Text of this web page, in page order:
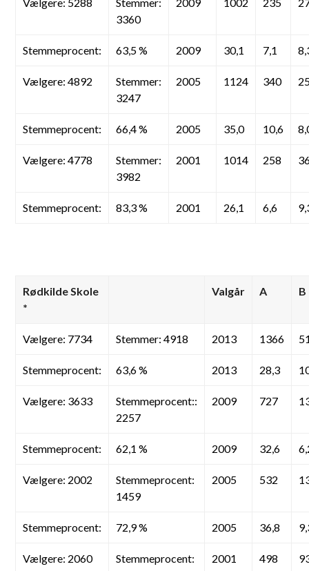
3360
Stemmeprocent: 63,5 % 2009 30,1 7,1
Vælgere: 4892
Stemmer:
3247
2005 1124 340
Stemmeprocent: 66,4 % 2005 35,0 10,6
Vælgere: 4778
Stemmer:
3982
2001 1014 258
Stemmeprocent: 83,3 % 2001 26,1 6,6
Rødkilde Skole
*
Valgår A B
Vælgere: 7734 Stemmer: 4918 2013 1366
Stemmeprocent: 63,6 % 2013 28,3
Vælgere: 3633
Stemmeprocent::
2257
2009 727
Stemmeprocent: 62,1 % 2009 32,6
Vælgere: 2002
Stemmeprocent:
1459
2005 532
Stemmeprocent: 72,9 % 2005 36,8
Vælgere: 2060
Stemmeprocent:
2001 498